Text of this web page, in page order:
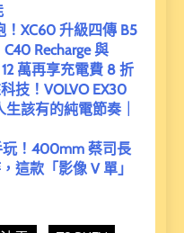
！XC60 升級四傳 B5
Recharge 與
萬再享充電費 8 折
技！VOLVO EX30
該有的純電節奏｜
！400mm 蔡司長
這款「影像 V 單」